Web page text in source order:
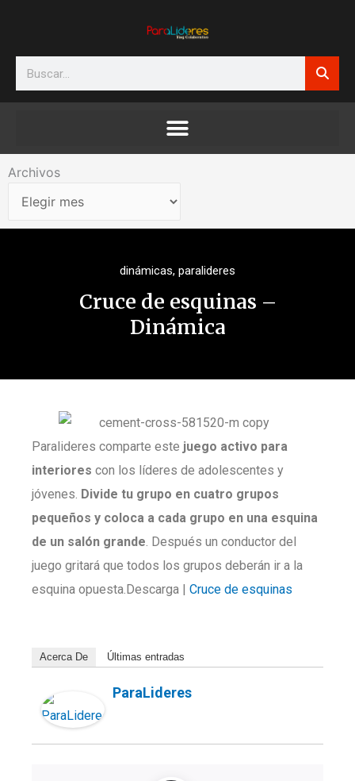
Search
Archivos
Archivos
dinámicas, paralideres
Cruce de esquinas –
Dinámica
Paralideres comparte este juego activo para
interiores con los líderes de adolescentes y
jóvenes. Divide tu grupo en cuatro grupos
pequeños y coloca a cada grupo en una esquina
de un salón grande. Después un conductor del
juego gritará que todos los grupos deberán ir a la
esquina opuesta.Descarga | Cruce de esquinas
Acerca De Últimas entradas
ParaLideres